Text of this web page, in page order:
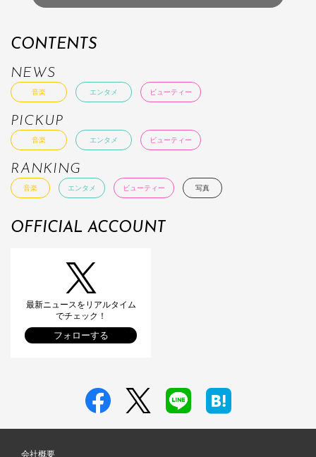
CONTENTS
NEWS
音楽 エンタメ ビューティー
PICKUP
音楽 エンタメ ビューティー
RANKING
音楽 エンタメ ビューティー 写真
OFFICIAL ACCOUNT
最新ニュースをリアルタイム
でチェック！
フォローする
会社概要